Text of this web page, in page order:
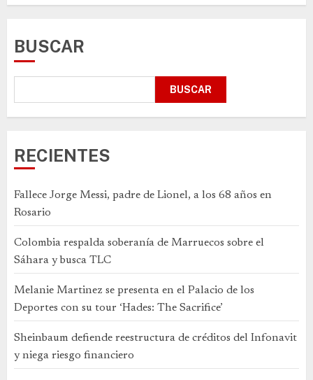
BUSCAR
BUSCAR
RECIENTES
Fallece Jorge Messi, padre de Lionel, a los 68 años en
Rosario
Colombia respalda soberanía de Marruecos sobre el
Sáhara y busca TLC
Melanie Martinez se presenta en el Palacio de los
Deportes con su tour ‘Hades: The Sacrifice’
Sheinbaum defiende reestructura de créditos del Infonavit
y niega riesgo financiero